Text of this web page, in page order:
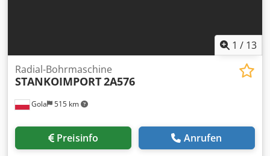
1 / 13
Gola 515 km
Radial-Bohrmaschine
STANKOIMPORT2A576
Preisinfo Anrufen